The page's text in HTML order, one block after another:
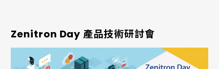
Zenitron Day 產品技術研討會